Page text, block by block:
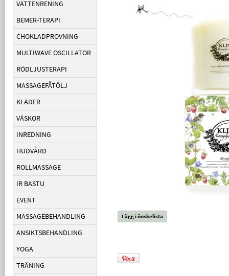
VATTENRENING
BEMER-TERAPI
CHOKLADPROVNING
MULTIWAVE OSCILLATOR
RÖDLJUSTERAPI
MASSAGEFÅTÖLJ
KLÄDER
VÄSKOR
INREDNING
HUDVÅRD
ROLLMASSAGE
IR BASTU
EVENT
MASSAGEBEHANDLING
ANSIKTSBEHANDLING
YOGA
TRÄNING
Lägg i önskelista